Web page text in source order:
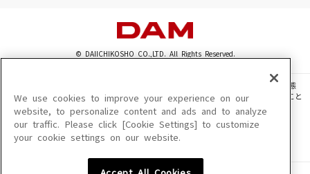
© DAIICHIKOSHO CO.,LTD. All Rights Reserved.
このサイトに掲載されている一切の文章・画像・写真・動画・音声等を、手段や形態
を問わず、著作権法の定める範囲を超えて無断で複製、転載、ファイル化などすること
を禁じます。
楽曲及びコンテンツは、機種によりご利用いただけない場合があります。
楽曲及びコンテンツの配信日、配信内容が変更になる場合があります。
We use cookies to improve your experience on our
website, to personalize content and ads and to analyze
our traffic. Please click [Cookie Settings] to customize
your cookie settings on our website.